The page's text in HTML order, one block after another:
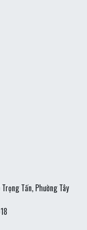
Tấn, Phường Tây